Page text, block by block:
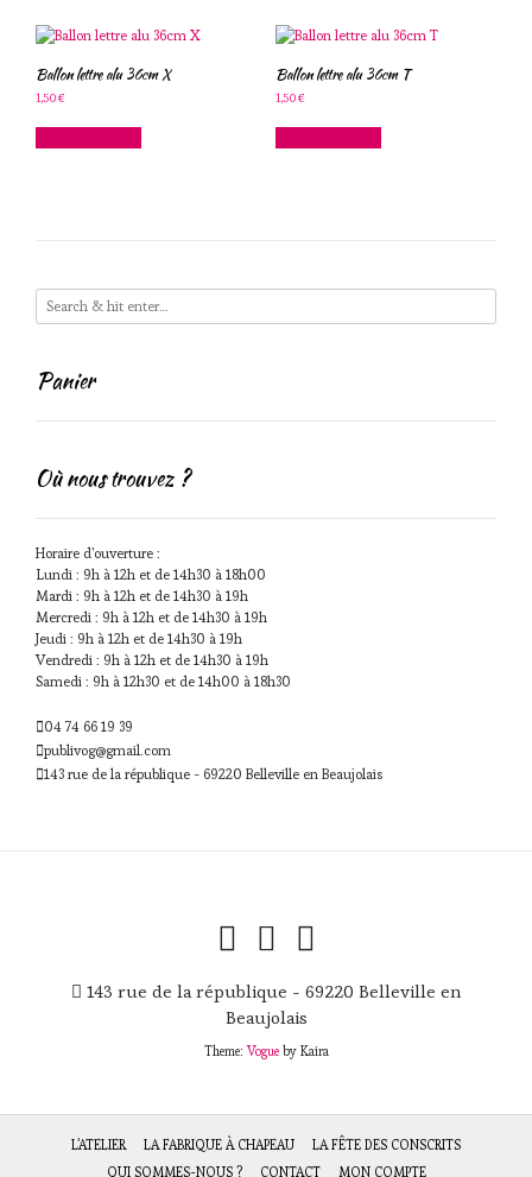
Ballon lettre alu 36cm X
1,50€
Ballon lettre alu 36cm T
1,50€
Panier
Où nous trouvez ?
Horaire d'ouverture :
Lundi : 9h à 12h et de 14h30 à 18h00
Mardi : 9h à 12h et de 14h30 à 19h
Mercredi : 9h à 12h et de 14h30 à 19h
Jeudi : 9h à 12h et de 14h30 à 19h
Vendredi : 9h à 12h et de 14h30 à 19h
Samedi : 9h à 12h30 et de 14h00 à 18h30
04 74 66 19 39
publivog@gmail.com
143 rue de la république - 69220 Belleville en Beaujolais
143 rue de la république - 69220 Belleville en
Beaujolais
Theme:Vogueby Kaira
L’ATELIER LA FABRIQUE À CHAPEAU
LA FÊTE DES CONSCRITS
QUI SOMMES-NOUS ?
CONTACT MON COMPTE